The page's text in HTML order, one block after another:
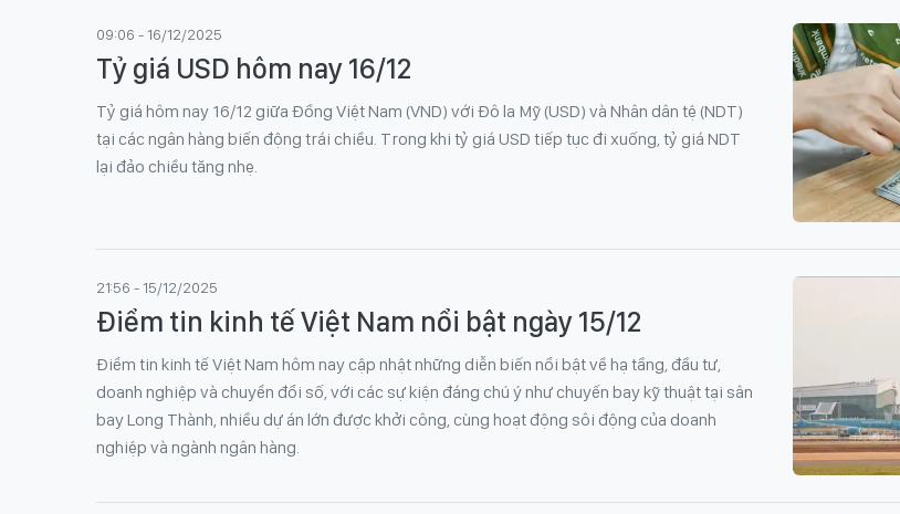
09:06 - 16/12/2025
Tỷ giá USD hôm nay 16/12
Tỷ giá hôm nay 16/12 giữa Đồng Việt Nam (VND) với Đô la Mỹ (USD) và Nhân dân tệ (NDT)
tại các ngân hàng biến động trái chiều. Trong khi tỷ giá USD tiếp tục đi xuống, tỷ giá NDT
lại đảo chiều tăng nhẹ.
21:56 - 15/12/2025
Điểm tin kinh tế Việt Nam nổi bật ngày 15/12
Điểm tin kinh tế Việt Nam hôm nay cập nhật những diễn biến nổi bật về hạ tầng, đầu tư,
doanh nghiệp và chuyển đổi số, với các sự kiện đáng chú ý như chuyến bay kỹ thuật tại sân
bay Long Thành, nhiều dự án lớn được khởi công, cùng hoạt động sôi động của doanh
nghiệp và ngành ngân hàng.